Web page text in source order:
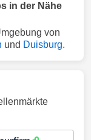
in der Nähe
von
und Duisburg.